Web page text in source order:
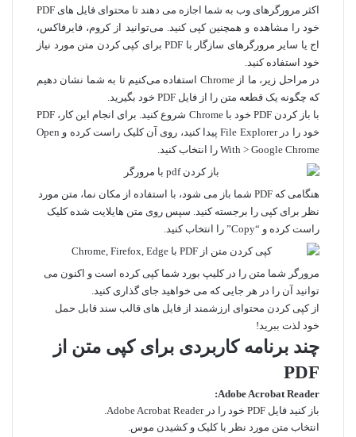
اکثر مرورگرهای وب به شما اجازه می دهند تا محتوای فایل های PDF
خود را مشاهده و همچنین کپی کنید. می‌توانید از کروم، فایرفاکس،
اج یا سایر مرورگرهای سازگار با PDF برای کپی کردن متن مورد نیاز
خود استفاده کنید.
در مراحل زیر، ما از Chrome استفاده می‌کنیم تا به شما نشان دهیم
که چگونه یک قطعه متن را از فایل PDF خود بگیرید.
با باز کردن PDF خود با Chrome شروع کنید. برای انجام این کار، PDF
خود را در File Explorer پیدا کنید، روی آن کلیک راست کرده و Open
With > Google Chrome را انتخاب کنید.
هنگامی که PDF شما باز می شود، با استفاده از مکان نما، متن مورد
نظر برای کپی را برجسته کنید. سپس روی متن هایلایت شده کلیک
راست کرده و “Copy” را انتخاب کنید.
مرورگر شما متن را در کلیپ بورد شما کپی کرده است و اکنون می
توانید آن را در هر جایی که می خواهید جای گذاری کنید.
از کپی کردن محتوای ارزشمند از فایل های قالب سند قابل حمل
خود لذت ببرید!
چند برنامه کاربردی برای کپی متن از
PDF
Adobe Acrobat Reader:
باز کنید فایل PDF خود را در Adobe Acrobat Reader.
انتخاب متن مورد نظر با کلیک و کشیدن موس.